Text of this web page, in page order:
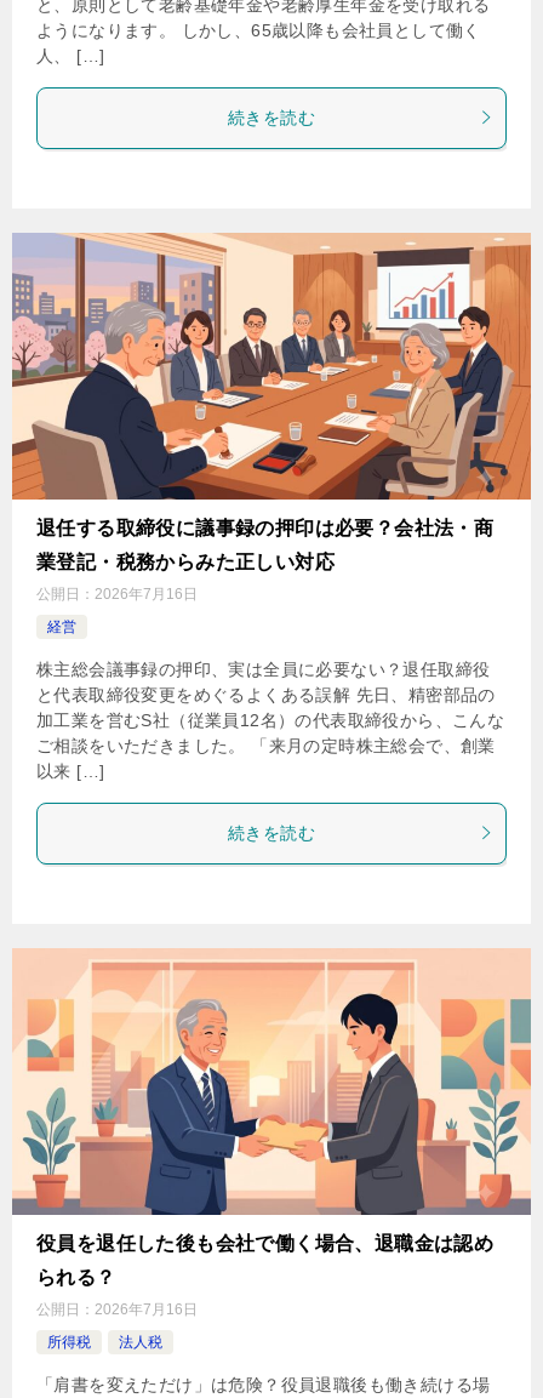
と、原則として老齢基礎年金や老齢厚生年金を受け取れる
ようになります。 しかし、65歳以降も会社員として働く
人、 […]
続きを読む
退任する取締役に議事録の押印は必要？会社法・商
業登記・税務からみた正しい対応
公開日： 2026年7月16日
経営
株主総会議事録の押印、実は全員に必要ない？退任取締役
と代表取締役変更をめぐるよくある誤解 先日、精密部品の
加工業を営むS社（従業員12名）の代表取締役から、こんな
ご相談をいただきました。 「来月の定時株主総会で、創業
以来 […]
続きを読む
役員を退任した後も会社で働く場合、退職金は認め
られる？
公開日： 2026年7月16日
所得税
法人税
「肩書を変えただけ」は危険？役員退職後も働き続ける場